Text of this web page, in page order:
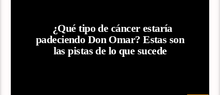
¿Qué tipo de cáncer estaría
padeciendo Don Omar? Estas son
las pistas de lo que sucede